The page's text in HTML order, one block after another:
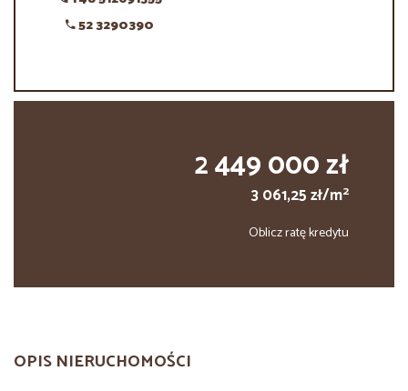
52 3290390
2 449 000 zł
3 061,25 zł/m2
Oblicz ratę kredytu
OPIS NIERUCHOMOŚCI